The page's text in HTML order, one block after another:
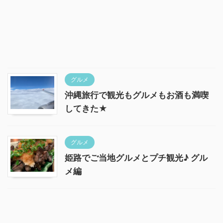
グルメ
沖縄旅行で観光もグルメもお酒も満喫
してきた★
グルメ
姫路でご当地グルメとプチ観光♪ グル
メ編